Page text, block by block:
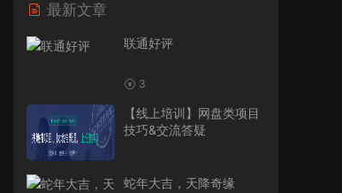
最新文章
联通好评
3
【线上培训】网盘类项目
技巧&交流答疑
蛇年大吉，天降奇缘